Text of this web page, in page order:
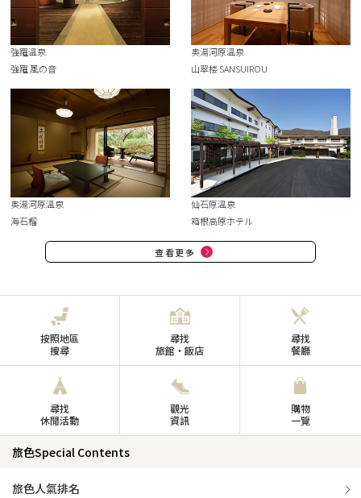
強羅溫泉
強羅 風の音
奥湯河原溫泉
山翠楼 SANSUIROU
奥湯河原溫泉
海石榴
仙石原溫泉
箱根高原ホテル
查看更多
按照地區
搜尋
尋找
旅館・飯店
尋找
餐廳
尋找
休閒活動
觀光
資訊
購物
一覽
旅色Special Contents
旅色人氣排名